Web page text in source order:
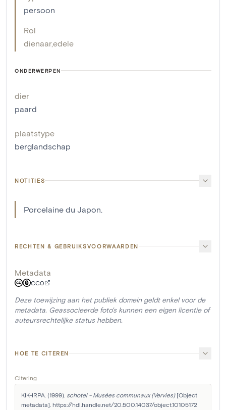
persoon
Rol
dienaar,edele
ONDERWERPEN
dier
paard
plaatstype
berglandschap
NOTITIES
Porcelaine du Japon.
RECHTEN & GEBRUIKSVOORWAARDEN
Metadata
CC0
Deze toewijzing aan het publiek domein geldt enkel voor de
metadata. Geassocieerde foto's kunnen een eigen licentie of
auteursrechtelijke status hebben.
HOE TE CITEREN
Citering
KIK-IRPA. (1999). schotel - Musées communaux (Vervies) [Object
metadata]. https://hdl.handle.net/20.500.14037/object.10105172